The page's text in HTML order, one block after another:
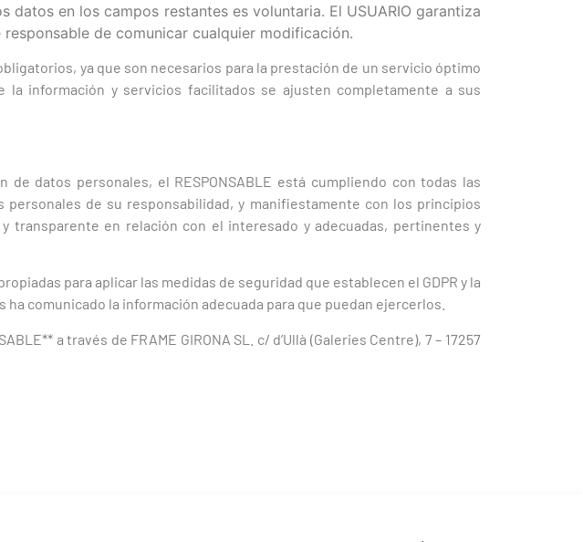
en los campos restantes es voluntaria. El USUARIO garantiza
de comunicar cualquier modificación.
ya que son necesarios para la prestación de un servicio óptimo
información y servicios facilitados se ajusten completamente a sus
datos personales, el RESPONSABLE está cumpliendo con todas las
personales de su responsabilidad, y manifiestamente con los principios
transparente en relación con el interesado y adecuadas, pertinentes y
para aplicar las medidas de seguridad que establecen el GDPR y la
ha comunicado la información adecuada para que puedan ejercerlos.
a través de FRAME GIRONA SL. c/ d’Ullà (Galeries Centre), 7 – 17257